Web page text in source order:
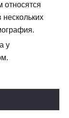
относятся
нескольких
у